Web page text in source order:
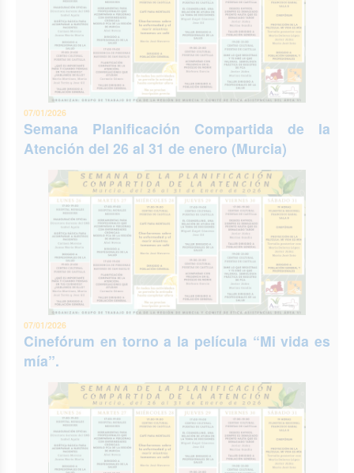
07/01/2026
Semana Planificación Compartida de la
Atención del 26 al 31 de enero (Murcia)
07/01/2026
Cinefórum en torno a la película “Mi vida es
mía”.